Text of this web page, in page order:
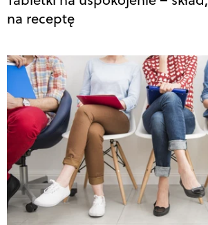
na receptę